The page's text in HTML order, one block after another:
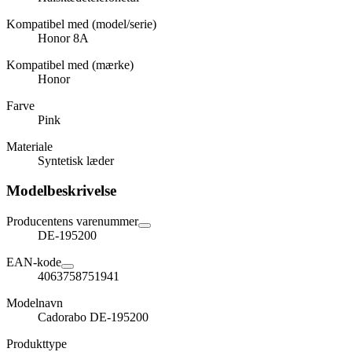
Kompatibel med (model/serie)
Honor 8A
Kompatibel med (mærke)
Honor
Farve
Pink
Materiale
Syntetisk læder
Modelbeskrivelse
Producentens varenummer
DE-195200
EAN-kode
4063758751941
Modelnavn
Cadorabo DE-195200
Produkttype